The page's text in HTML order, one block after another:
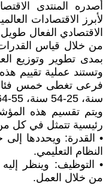
لأبرز الاقتصادات
الاقتصادي الفعال
بمدى تطوير وتوزيع
سنة، 25-54 سنة، 55-64 سنة، 65 سنة وأكثر.
ويتم تقسيم هذه
رئيسية تتمثل في كل
• القدرة: ويحددها إلى
النظام التعليمي.
• التوظيف: وينظر
من خلال العمل.